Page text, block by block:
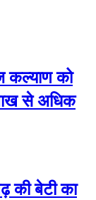
कल्याण को
से अधिक
की बेटी का